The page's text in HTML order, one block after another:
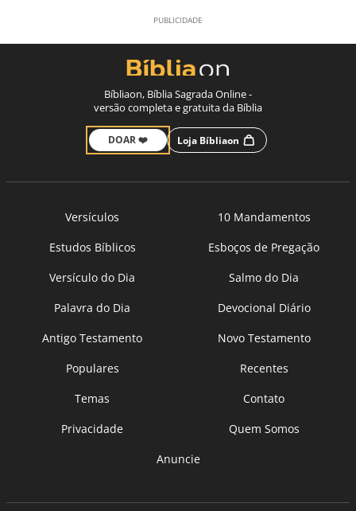
Bíbliaon, Bíblia Sagrada Online -
versão completa e gratuita da Bíblia
DOAR ❤️ Loja Bíbliaon
Versículos
10 Mandamentos
Estudos Bíblicos
Esboços de Pregação
Versículo do Dia
Salmo do Dia
Palavra do Dia
Devocional Diário
Antigo Testamento
Novo Testamento
Populares
Recentes
Temas
Contato
Privacidade
Quem Somos
Anuncie